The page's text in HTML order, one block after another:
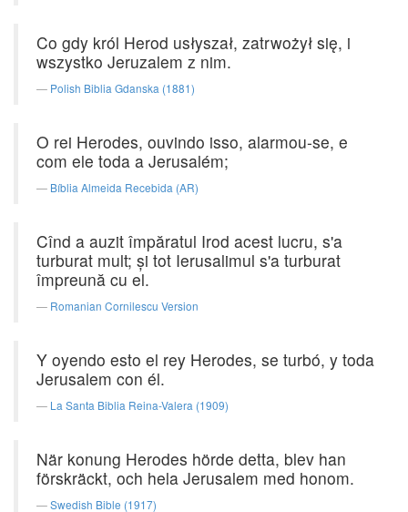
Co gdy król Herod usłyszał, zatrwożył się, i
wszystko Jeruzalem z nim.
Polish Biblia Gdanska (1881)
O rei Herodes, ouvindo isso, alarmou-se, e
com ele toda a Jerusalém;
Bíblia Almeida Recebida (AR)
Cînd a auzit împăratul Irod acest lucru, s'a
turburat mult; şi tot Ierusalimul s'a turburat
împreună cu el.
Romanian Cornilescu Version
Y oyendo esto el rey Herodes, se turbó, y toda
Jerusalem con él.
La Santa Biblia Reina-Valera (1909)
När konung Herodes hörde detta, blev han
förskräckt, och hela Jerusalem med honom.
Swedish Bible (1917)